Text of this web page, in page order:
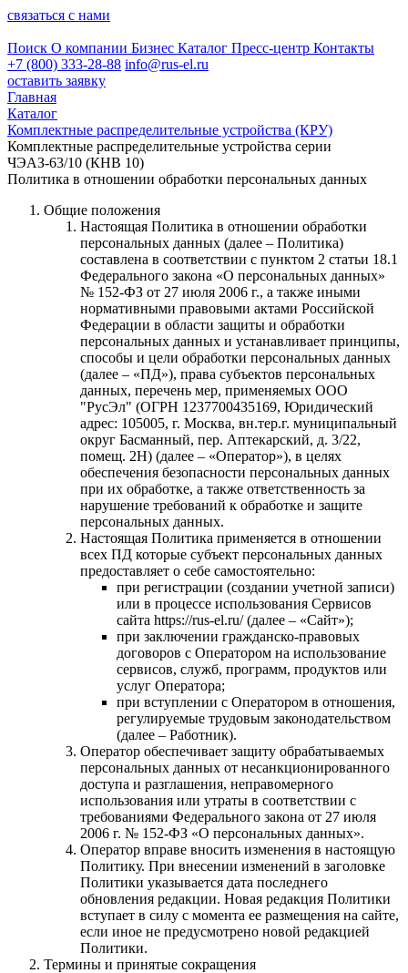
связаться с нами
Поиск О компании Бизнес Каталог Пресс-центр Контакты
+7 (800) 333-28-88 info@rus-el.ru
оставить заявку
Главная
Каталог
Комплектные распределительные устройства (КРУ)
Комплектные распределительные устройства серии
ЧЭАЗ-63/10 (КНВ 10)
Политика в отношении обработки персональных данных
Общие положения
Настоящая Политика в отношении обработки
персональных данных (далее – Политика)
составлена в соответствии с пунктом 2 статьи 18.1
Федерального закона «О персональных данных»
№ 152-ФЗ от 27 июля 2006 г., а также иными
нормативными правовыми актами Российской
Федерации в области защиты и обработки
персональных данных и устанавливает принципы,
способы и цели обработки персональных данных
(далее – «ПД»), права субъектов персональных
данных, перечень мер, применяемых ООО
"РусЭл" (ОГРН 1237700435169, Юридический
адрес: 105005, г. Москва, вн.тер.г. муниципальный
округ Басманный, пер. Аптекарский, д. 3/22,
помещ. 2Н⁠) (далее – «Оператор»), в целях
обеспечения безопасности персональных данных
при их обработке, а также ответственность за
нарушение требований к обработке и защите
персональных данных.
Настоящая Политика применяется в отношении
всех ПД которые субъект персональных данных
предоставляет о себе самостоятельно:
при регистрации (создании учетной записи)
или в процессе использования Сервисов
сайта https://rus-el.ru/ (далее – «Сайт»);
при заключении гражданско-правовых
договоров с Оператором на использование
сервисов, служб, программ, продуктов или
услуг Оператора;
при вступлении с Оператором в отношения,
регулируемые трудовым законодательством
(далее – Работник).
Оператор обеспечивает защиту обрабатываемых
персональных данных от несанкционированного
доступа и разглашения, неправомерного
использования или утраты в соответствии с
требованиями Федерального закона от 27 июля
2006 г. № 152-ФЗ «О персональных данных».
Оператор вправе вносить изменения в настоящую
Политику. При внесении изменений в заголовке
Политики указывается дата последнего
обновления редакции. Новая редакция Политики
вступает в силу с момента ее размещения на сайте,
если иное не предусмотрено новой редакцией
Политики.
Термины и принятые сокращения